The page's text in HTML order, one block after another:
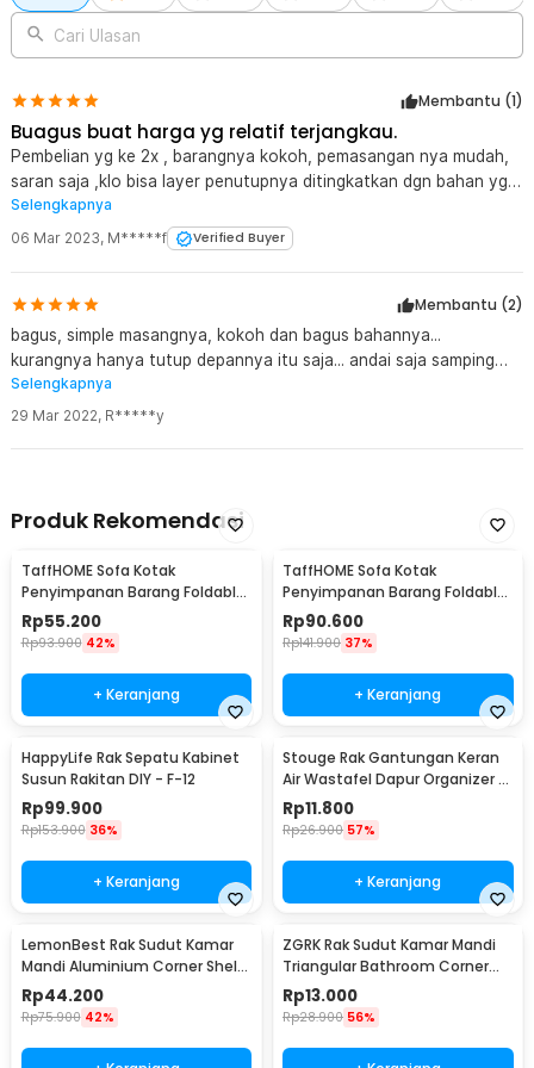
1 x Set Pipa Pendek
1 x Kain Penutup
1 x Panduan Penggunaan
Cari Ulasan
Membantu (1)
Buagus buat harga yg relatif terjangkau.
Pembelian yg ke 2x , barangnya kokoh, pemasangan nya mudah,
saran saja ,klo bisa layer penutupnya ditingkatkan dgn bahan yg
lebih baik, karna yg disediakan bahannya mudah berbulu,
selebihnya oke, harga pun worth it
Selengkapnya
06 Mar 2023, M*****f Verified Buyer
Membantu (2)
bagus, simple masangnya, kokoh dan bagus bahannya...
kurangnya hanya tutup depannya itu saja... andai saja samping
kanan kirinya ada velcro yg bisa nempel ma tutup depannya itu
agar bisa menutup rapat, jadi lebih aman dari debu2 membandel...
Selengkapnya
29 Mar 2022, R*****y
Produk Rekomendasi
TaffHOME Sofa Kotak
Penyimpanan Barang Foldable
Storage Box 30x30x30cm - L170
Rp55.200
Rp93.900 42%
+ Keranjang
TaffHOME Sofa Kotak
Penyimpanan Barang Foldable
Storage Box 48x30x30cm - L170
Rp90.600
Rp141.900 37%
+ Keranjang
HappyLife Rak Sepatu Kabinet
Susun Rakitan DIY - F-12
Rp99.900
Rp153.900 36%
+ Keranjang
Stouge Rak Gantungan Keran
Air Wastafel Dapur Organizer -
PXM19
Rp11.800
Rp26.900 57%
+ Keranjang
LemonBest Rak Sudut Kamar
Mandi Aluminium Corner Shelf
Rack 2 Layers - G48
Rp44.200
Rp75.900 42%
ZGRK Rak Sudut Kamar Mandi
Triangular Bathroom Corner
Shelf Plastik - ST145
Rp13.000
Rp28.900 56%